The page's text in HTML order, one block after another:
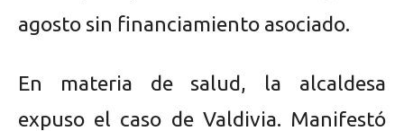
agosto sin financiamiento asociado.
En materia de salud, la alcaldesa
expuso el caso de Valdivia. Manifestó